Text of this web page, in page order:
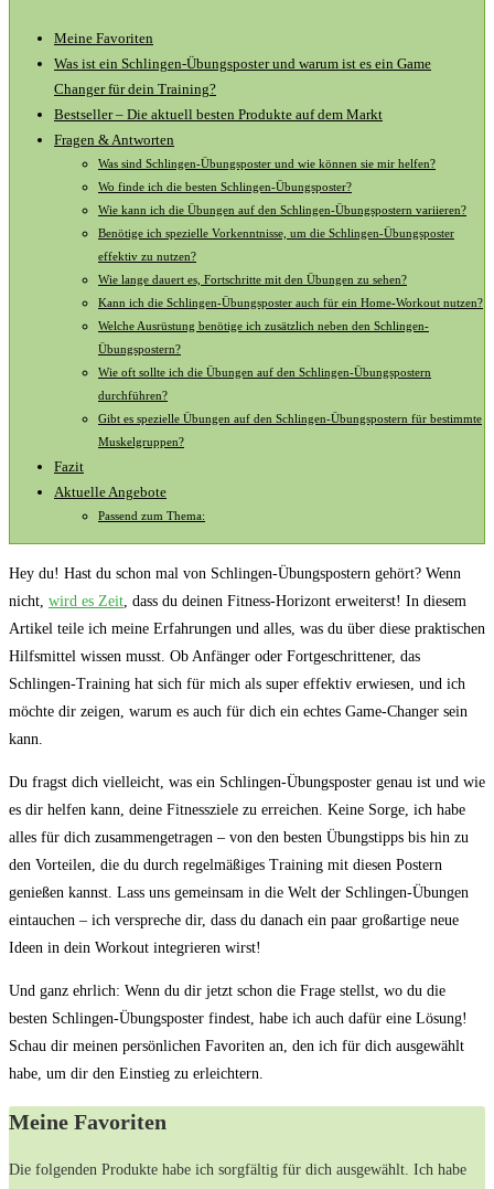
Meine Favoriten
Was ist ein Schlingen-Übungsposter und ‍warum ist es ein Game
⁣Changer ​für dein Training?
Bestseller⁤ – Die aktuell besten Produkte ⁤auf dem⁢ Markt
Fragen & Antworten
Was sind Schlingen-Übungsposter und ​wie können sie mir helfen?
Wo finde ich die besten Schlingen-Übungsposter?
Wie kann ich die Übungen auf den Schlingen-Übungspostern variieren?
Benötige ich spezielle Vorkenntnisse, um die Schlingen-Übungsposter
effektiv zu nutzen?
Wie lange dauert es, Fortschritte mit ⁢den Übungen ‌zu sehen?
Kann ich ‌die Schlingen-Übungsposter auch für ein Home-Workout nutzen?
Welche Ausrüstung​ benötige ich​ zusätzlich neben den Schlingen-
Übungspostern?
Wie oft⁢ sollte ‌ich die Übungen ⁤auf den Schlingen-Übungspostern
durchführen?
Gibt ‍es spezielle ⁣Übungen auf den Schlingen-Übungspostern für bestimmte
Muskelgruppen?
Fazit
Aktuelle Angebote
Passend zum Thema:
Hey du! Hast ‍du schon⁣ mal von Schlingen-Übungspostern gehört? Wenn
nicht, wird es Zeit, dass du deinen ⁣Fitness-Horizont erweiterst! In ⁢diesem
Artikel teile ich meine ​Erfahrungen und alles, ⁣was du über diese praktischen
Hilfsmittel wissen musst. Ob Anfänger ⁤oder Fortgeschrittener, ‌das
Schlingen-Training hat ⁢sich für mich als ‌super effektiv ⁣erwiesen, und ich
möchte dir zeigen, warum es auch⁣ für dich⁣ ein echtes⁣ Game-Changer sein
kann.
Du fragst dich vielleicht, ‍was ein Schlingen-Übungsposter genau ist und wie
es dir helfen kann, deine ​Fitnessziele zu erreichen. Keine Sorge, ⁢ich habe
alles ‌für dich zusammengetragen – von den besten Übungstipps bis hin zu
den Vorteilen,‌ die​ du durch⁤ regelmäßiges Training mit diesen Postern
genießen kannst. Lass uns gemeinsam in die Welt ‌der Schlingen-Übungen
‌eintauchen – ich verspreche dir, dass du danach ein paar großartige neue
Ideen in dein‌ Workout integrieren wirst!
Und ganz ehrlich: Wenn du dir jetzt schon die Frage stellst, wo du die
besten Schlingen-Übungsposter findest, habe ich auch dafür eine Lösung!
‌Schau dir meinen persönlichen Favoriten an,⁣ den ich für dich ausgewählt
habe, um dir den Einstieg zu erleichtern.
Meine Favoriten
Die folgenden Produkte habe ich sorgfältig für ⁢dich ausgewählt. Ich habe